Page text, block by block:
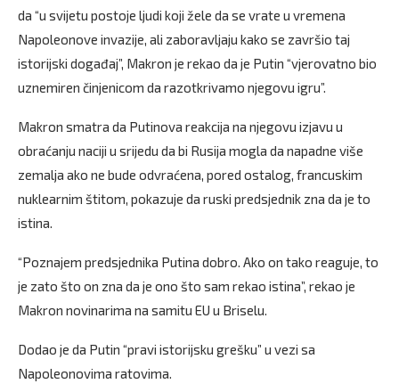
da “u svijetu postoje ljudi koji žele da se vrate u vremena
Napoleonove invazije, ali zaboravljaju kako se završio taj
istorijski događaj”, Makron je rekao da je Putin “vjerovatno bio
uznemiren činjenicom da razotkrivamo njegovu igru”.
Makron smatra da Putinova reakcija na njegovu izjavu u
obraćanju naciji u srijedu da bi Rusija mogla da napadne više
zemalja ako ne bude odvraćena, pored ostalog, francuskim
nuklearnim štitom, pokazuje da ruski predsjednik zna da je to
istina.
“Poznajem predsjednika Putina dobro. Ako on tako reaguje, to
je zato što on zna da je ono što sam rekao istina”, rekao je
Makron novinarima na samitu EU u Briselu.
Dodao je da Putin “pravi istorijsku grešku” u vezi sa
Napoleonovima ratovima.